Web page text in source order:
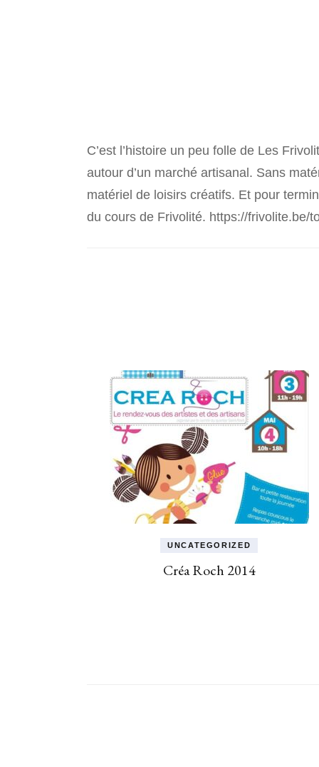
C’est l’histoire un peu folle de Les
autour d’un marché artisanal. Sans
matériel de loisirs créatifs. Et pour
du cours de Frivolité. https://frivolite.be/
UNCATEGORIZED
Créa Roch 2014